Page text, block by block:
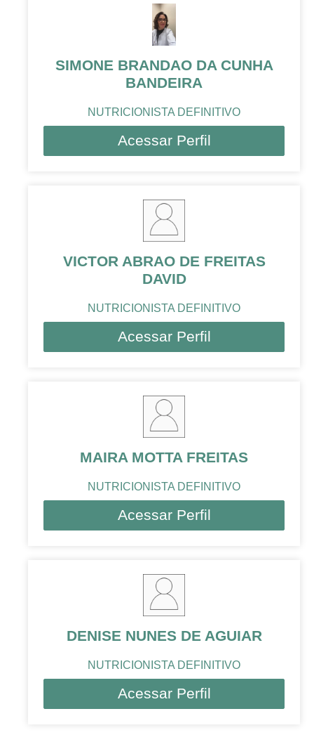
SIMONE BRANDAO DA CUNHA
BANDEIRA
NUTRICIONISTA DEFINITIVO
Acessar Perfil
VICTOR ABRAO DE FREITAS
DAVID
NUTRICIONISTA DEFINITIVO
Acessar Perfil
MAIRA MOTTA FREITAS
NUTRICIONISTA DEFINITIVO
Acessar Perfil
DENISE NUNES DE AGUIAR
NUTRICIONISTA DEFINITIVO
Acessar Perfil